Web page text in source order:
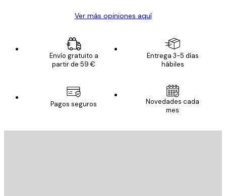
Ver más opiniones aquí
Envío gratuito a
partir de 59 €
Entrega 3-5 días
hábiles
Pagos seguros
Novedades cada
mes